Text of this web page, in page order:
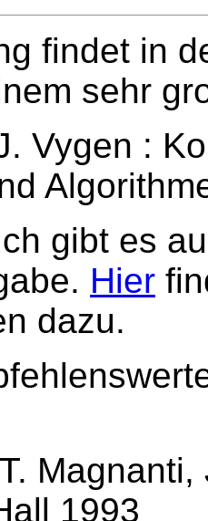
findet in
sehr
Vygen :
gibt es
Hier
dazu.
1993